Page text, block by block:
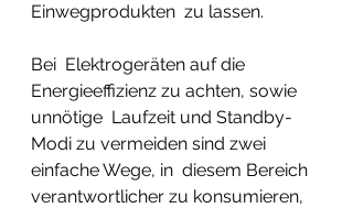
Einwegprodukten  zu lassen.
Bei  Elektrogeräten auf die
Energieeffizienz zu achten, sowie
unnötige  Laufzeit und Standby-
Modi zu vermeiden sind zwei
einfache Wege, in  diesem Bereich
verantwortlicher zu konsumieren,